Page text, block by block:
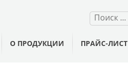
О ПРОДУКЦИИ ПРАЙС-ЛИСТ